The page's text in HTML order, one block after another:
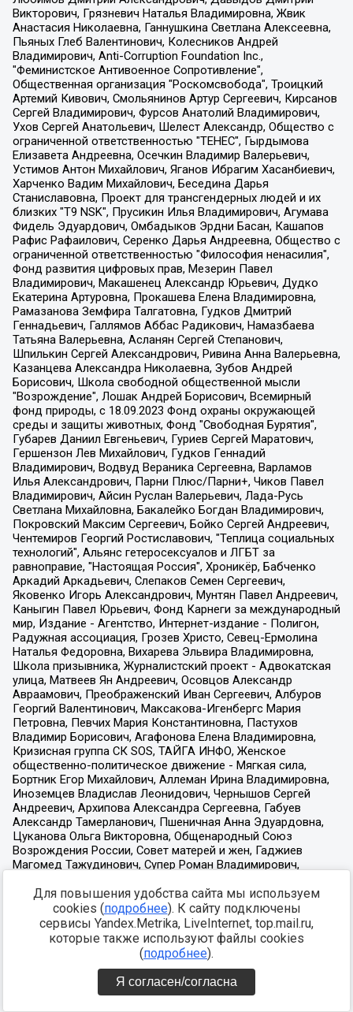
Для повышения удобства сайта мы используем
cookies (подробнее). К сайту подключены
сервисы Yandex.Metrika, LiveInternet, top.mail.ru,
которые также используют файлы cookies
(подробнее).
Я согласен/согласна